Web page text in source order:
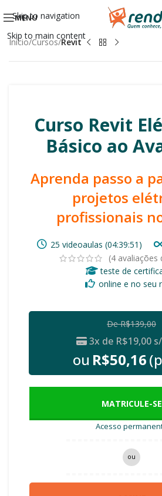
Skip to navigation
Skip to main content
MENU
Início Cursos Revit
Curso Revit
Básico ao
Aprenda passo a
projetos
profissionais
25 videoaulas (04:39:51)
(4 avaliações
teste de
online e no seu
DeR$139,00
3x de R$19,00
ou R$50,16
MATRICULE-SE
Acesso
ou